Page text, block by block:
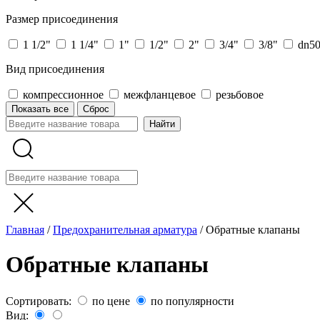
Размер присоединения
1 1/2" 1 1/4" 1" 1/2" 2" 3/4" 3/8" dn50
Вид присоединения
компрессионное межфланцевое резьбовое
Показать все Сброс
Главная /Предохранительная арматура /Обратные клапаны
Обратные клапаны
Сортировать: по цене
по популярности
Вид: